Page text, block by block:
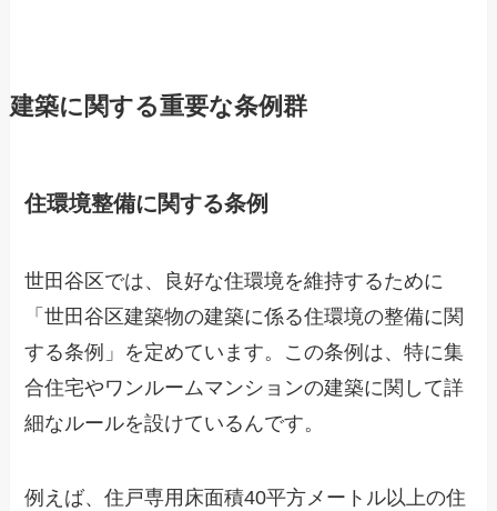
建築に関する重要な条例群
住環境整備に関する条例
世田谷区では、良好な住環境を維持するために
「世田谷区建築物の建築に係る住環境の整備に関
する条例」を定めています。この条例は、特に集
合住宅やワンルームマンションの建築に関して詳
細なルールを設けているんです。
例えば、住戸専用床面積40平方メートル以上の住